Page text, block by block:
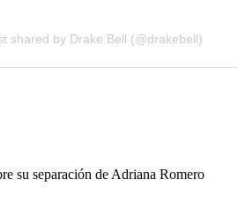
shared by Drake Bell (@drakebell)
su separación de Adriana Romero